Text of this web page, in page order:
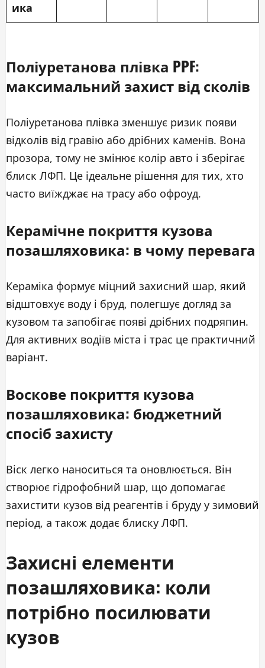
ика
Поліуретанова плівка PPF:
максимальний захист від сколів
Поліуретанова плівка зменшує ризик появи
відколів від гравію або дрібних каменів. Вона
прозора, тому не змінює колір авто і зберігає
блиск ЛФП. Це ідеальне рішення для тих, хто
часто виїжджає на трасу або офроуд.
Керамічне покриття кузова
позашляховика: в чому перевага
Кераміка формує міцний захисний шар, який
відштовхує воду і бруд, полегшує догляд за
кузовом та запобігає появі дрібних подряпин.
Для активних водіїв міста і трас це практичний
варіант.
Воскове покриття кузова
позашляховика: бюджетний
спосіб захисту
Віск легко наноситься та оновлюється. Він
створює гідрофобний шар, що допомагає
захистити кузов від реагентів і бруду у зимовий
період, а також додає блиску ЛФП.
Захисні елементи
позашляховика: коли
потрібно посилювати
кузов